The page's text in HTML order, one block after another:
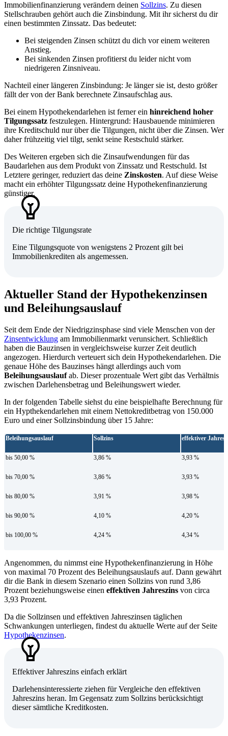
Immobilienfinanzierung verändern deinen Sollzins. Zu diesen
Stellschrauben gehört auch die Zinsbindung. Mit ihr sicherst du dir
einen bestimmten Zinssatz. Das bedeutet:
Bei steigenden Zinsen schützt du dich vor einem weiteren
Anstieg.
Bei sinkenden Zinsen profitierst du leider nicht vom
niedrigeren Zinsniveau.
Nachteil einer längeren Zinsbindung: Je länger sie ist, desto größer
fällt der von der Bank berechnete Zinsaufschlag aus.
Bei einem Hypothekendarlehen ist ferner ein hinreichend hoher
Tilgungssatz festzulegen. Hintergrund: Hausbauende minimieren
ihre Kreditschuld nur über die Tilgungen, nicht über die Zinsen. Wer
daher frühzeitig viel tilgt, senkt seine Restschuld stärker.
Des Weiteren ergeben sich die Zinsaufwendungen für das
Baudarlehen aus dem Produkt von Zinssatz und Restschuld. Ist
Letztere geringer, reduziert das deine Zinskosten. Auf diese Weise
macht ein erhöhter Tilgungssatz deine Hypothekenfinanzierung
günstiger.
Die richtige Tilgungsrate
Eine Tilgungsquote von wenigstens 2 Prozent gilt bei
Immobilienkrediten als angemessen.
Aktueller Stand der Hypothekenzinsen
und Beleihungsauslauf
Seit dem Ende der Niedrigzinsphase sind viele Menschen von der
Zinsentwicklung am Immobilienmarkt verunsichert. Schließlich
haben die Bauzinsen in vergleichsweise kurzer Zeit deutlich
angezogen. Hierdurch verteuert sich dein Hypothekendarlehen. Die
genaue Höhe des Bauzinses hängt allerdings auch vom
Beleihungsauslaufab. Dieser prozentuale Wert gibt das Verhältnis
zwischen Darlehensbetrag und Beleihungswert wieder.
In der folgenden Tabelle siehst du eine beispielhafte Berechnung für
ein Hypthekendarlehen mit einem Nettokreditbetrag von 150.000
Euro und einer Sollzinsbindung über 15 Jahre:
Beleihungsauslauf Sollzins effektiver
bis 50,00 % 3,86 % 3,93 %
bis 70,00 % 3,86 % 3,93 %
bis 80,00 % 3,91 % 3,98 %
bis 90,00 % 4,10 % 4,20 %
bis 100,00 % 4,24 % 4,34 %
Angenommen, du nimmst eine Hypothekenfinanzierung in Höhe
von maximal 70 Prozent des Beleihungsauslaufs auf. Dann gewährt
dir die Bank in diesem Szenario einen Sollzins von rund 3,86
Prozent beziehungsweise einen effektiven Jahreszins von circa
3,93 Prozent.
Da die Sollzinsen und effektiven Jahreszinsen täglichen
Schwankungen unterliegen, findest du aktuelle Werte auf der Seite
Hypothekenzinsen.
Effektiver Jahreszins einfach erklärt
Darlehensinteressierte ziehen für Vergleiche den effektiven
Jahreszins heran. Im Gegensatz zum Sollzins berücksichtigt
dieser sämtliche Kreditkosten.